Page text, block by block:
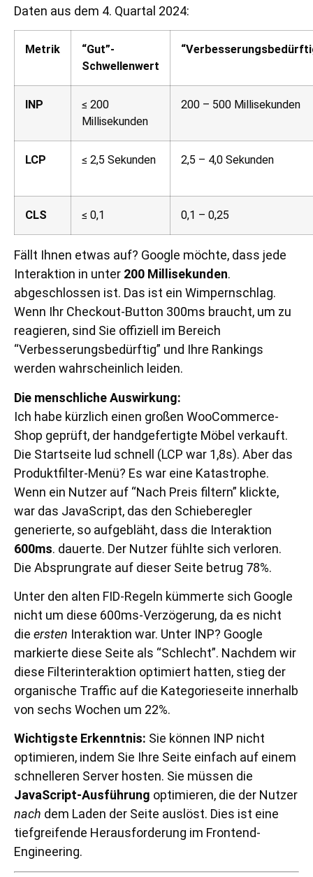
Daten aus dem 4. Quartal 2024:
Metrik
“Gut”-
Schwellenwert
INP
≤ 200
Millisekunden
200 – 500 Millisekunden
LCP ≤ 2,5 Sekunden 2,5 – 4,0 Sekunden
CLS ≤ 0,1 0,1 – 0,25
Fällt Ihnen etwas auf? Google möchte, dass jede
Interaktion in unter 200 Millisekunden.
abgeschlossen ist. Das ist ein Wimpernschlag.
Wenn Ihr Checkout-Button 300ms braucht, um zu
reagieren, sind Sie offiziell im Bereich
“Verbesserungsbedürftig” und Ihre Rankings
werden wahrscheinlich leiden.
Die menschliche Auswirkung:
Ich habe kürzlich einen großen WooCommerce-
Shop geprüft, der handgefertigte Möbel verkauft.
Die Startseite lud schnell (LCP war 1,8s). Aber das
Produktfilter-Menü? Es war eine Katastrophe.
Wenn ein Nutzer auf “Nach Preis filtern” klickte,
war das JavaScript, das den Schieberegler
generierte, so aufgebläht, dass die Interaktion
600ms. dauerte. Der Nutzer fühlte sich verloren.
Die Absprungrate auf dieser Seite betrug 78%.
Unter den alten FID-Regeln kümmerte sich Google
nicht um diese 600ms-Verzögerung, da es nicht
die ersten Interaktion war. Unter INP? Google
markierte diese Seite als “Schlecht”. Nachdem wir
diese Filterinteraktion optimiert hatten, stieg der
organische Traffic auf die Kategorieseite innerhalb
von sechs Wochen um 22%.
Wichtigste Erkenntnis: Sie können INP nicht
optimieren, indem Sie Ihre Seite einfach auf einem
schnelleren Server hosten. Sie müssen die
JavaScript-Ausführung optimieren, die der Nutzer
nach dem Laden der Seite auslöst. Dies ist eine
tiefgreifende Herausforderung im Frontend-
Engineering.